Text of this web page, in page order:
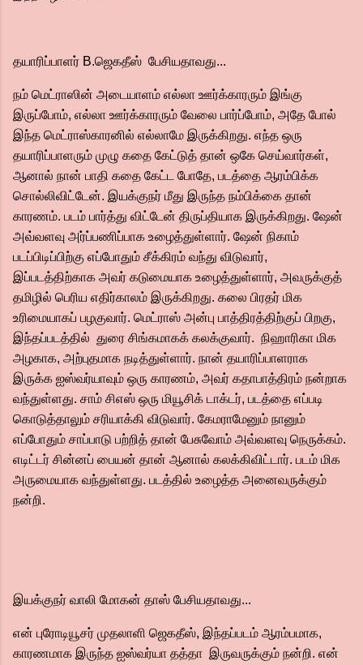
தயாரிப்பாளர் B.ஜெகதீஸ் பேசியதாவது...
நம் மெட்ராஸின் அடையாளம் எல்லா ஊர்க்காரரும் இங்கு
இருப்போம், எல்லா ஊர்க்காரரும் வேலை பார்ப்போம், அதே போல்
இந்த மெட்ராஸ்காரனில் எல்லாமே இருக்கிறது. எந்த ஒரு
தயாரிப்பாளரும் முழு கதை கேட்டுத் தான் ஒகே செய்வார்கள்,
ஆனால் நான் பாதி கதை கேட்ட போதே, படத்தை ஆரம்பிக்க
சொல்லிவிட்டேன். இயக்குநர் மீது இருந்த நம்பிக்கை தான்
காரணம். படம் பார்த்து விட்டேன் திருப்தியாக இருக்கிறது. ஷேன்
அவ்வளவு அர்ப்பணிப்பாக உழைத்துள்ளார். ஷேன் நிகாம்
படப்பிடிப்பிற்கு எப்போதும் சீக்கிரம் வந்து விடுவார்,
இப்படத்திற்காக அவர் கடுமையாக உழைத்துள்ளார், அவருக்குத்
தமிழில் பெரிய எதிர்காலம் இருக்கிறது. கலை பிரதர் மிக
உரிமையாகப் பழகுவார். மெட்ராஸ் அன்பு பாத்திரத்திற்குப் பிறகு,
இந்தப்படத்தில் துரை சிங்கமாகக் கலக்குவார். நிஹாரிகா மிக
அழகாக, அற்புதமாக நடித்துள்ளார். நான் தயாரிப்பாளராக
இருக்க ஐஸ்வர்யாவும் ஒரு காரணம், அவர் கதாபாத்திரம் நன்றாக
வந்துள்ளது. சாம் சிஎஸ் ஒரு மியூசிக் டாக்டர், படத்தை எப்படி
கொடுத்தாலும் சரியாக்கி விடுவார். கேமராமேனும் நானும்
எப்போதும் சாப்பாடு பற்றித் தான் பேசுவோம் அவ்வளவு நெருக்கம்.
எடிட்டர் சின்னப் பையன் தான் ஆனால் கலக்கிவிட்டார். படம் மிக
அருமையாக வந்துள்ளது. படத்தில் உழைத்த அனைவருக்கும்
நன்றி.
இயக்குநர் வாலி மோகன் தாஸ் பேசியதாவது...
என் புரோடியூசர் முதலாளி ஜெகதீஸ், இந்தப்படம் ஆரம்பமாக,
காரணமாக இருந்த ஐஸ்வர்யா தத்தா இருவருக்கும் நன்றி. என்